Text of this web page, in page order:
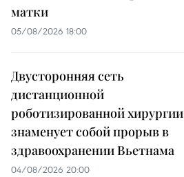
матки
05/08/2026 18:00
Двусторонняя сеть
дистанционной
роботизированной хирургии
знаменует собой прорыв в
здравоохранении Вьетнама
04/08/2026 20:00